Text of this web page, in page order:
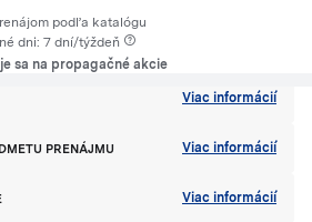
podľa katalógu
dni: 7 dní/týždeň
sa na propagačné akcie
Viac informácií
PRENÁJMU Viac informácií
Viac informácií